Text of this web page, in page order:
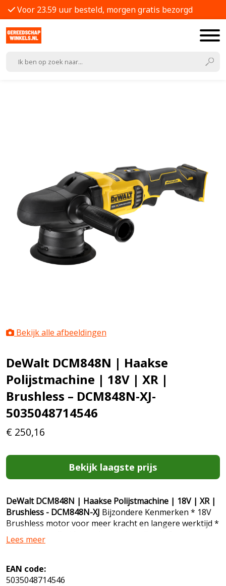
Voor 23.59 uur besteld, morgen gratis bezorgd
Bekijk alle afbeeldingen
DeWalt DCM848N | Haakse
Polijstmachine | 18V | XR |
Brushless – DCM848N-XJ-
5035048714546
€ 250,16
Bekijk laagste prijs
DeWalt DCM848N | Haakse Polijstmachine | 18V | XR |
Brushless - DCM848N-XJ Bijzondere Kenmerken * 18V
Brushless motor voor meer kracht en langere werktijd *
Variabele snelheid nauwkeurig instellen in functie van
de toepassing of het soort materiaal * Schakelaar met
continu te blijven werken * Ergonomisch ontwerp
verhoogt gebruikerscontrole, precisie en comfort *
Lees meer
EAN code:
5035048714546